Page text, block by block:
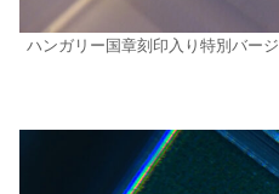
ハンガリー国章刻印入り特別バー